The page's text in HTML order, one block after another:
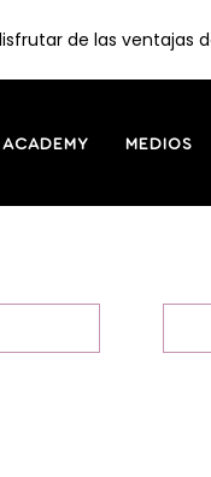
ACADEMY MEDIOS
de las ventajas